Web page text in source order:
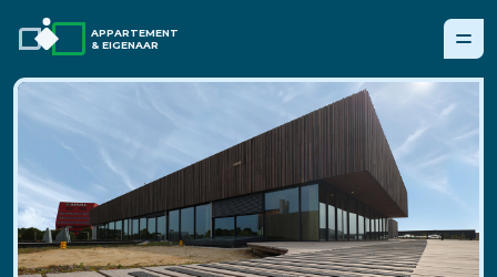
APPARTEMENT
& EIGENAAR